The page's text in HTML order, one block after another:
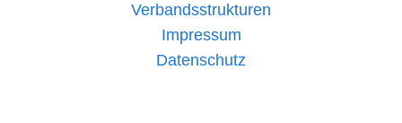
Verbandsstrukturen
Impressum
Datenschutz